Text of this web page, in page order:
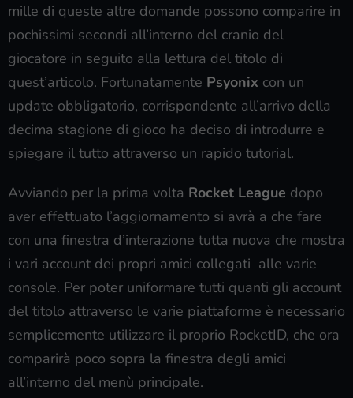
mille di queste altre domande possono comparire in
pochissimi secondi all’interno del cranio del
giocatore in seguito alla lettura del titolo di
quest’articolo. Fortunatamente Psyonix con un
update obbligatorio, corrispondente all’arrivo della
decima stagione di gioco ha deciso di introdurre e
spiegare il tutto attraverso un rapido tutorial.
Avviando per la prima volta Rocket League dopo
aver effettuato l’aggiornamento si avrà a che fare
con una finestra d’interazione tutta nuova che mostra
i vari account dei propri amici collegati alle varie
console. Per poter uniformare tutti quanti gli account
del titolo attraverso le varie piattaforme è necessario
semplicemente utilizzare il proprio RocketID, che ora
comparirà poco sopra la finestra degli amici
all’interno del menù principale.